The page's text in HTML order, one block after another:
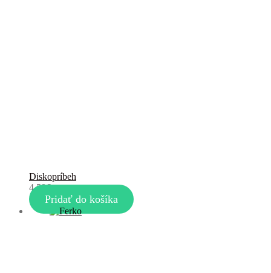
Diskopríbeh
4,50€
Pridať do košíka